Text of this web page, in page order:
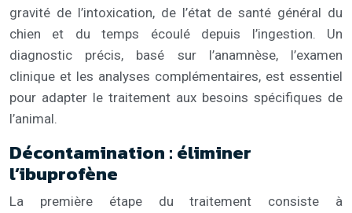
gravité de l’intoxication, de l’état de santé général du
chien et du temps écoulé depuis l’ingestion. Un
diagnostic précis, basé sur l’anamnèse, l’examen
clinique et les analyses complémentaires, est essentiel
pour adapter le traitement aux besoins spécifiques de
l’animal.
Décontamination : éliminer
l’ibuprofène
La première étape du traitement consiste à